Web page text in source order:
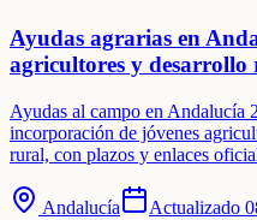
Ayudas agrarias en
agricultores y desarrollo
Ayudas al campo en Andalucía
incorporación de jóvenes
rural, con plazos y enlaces
Andalucía Actualizado